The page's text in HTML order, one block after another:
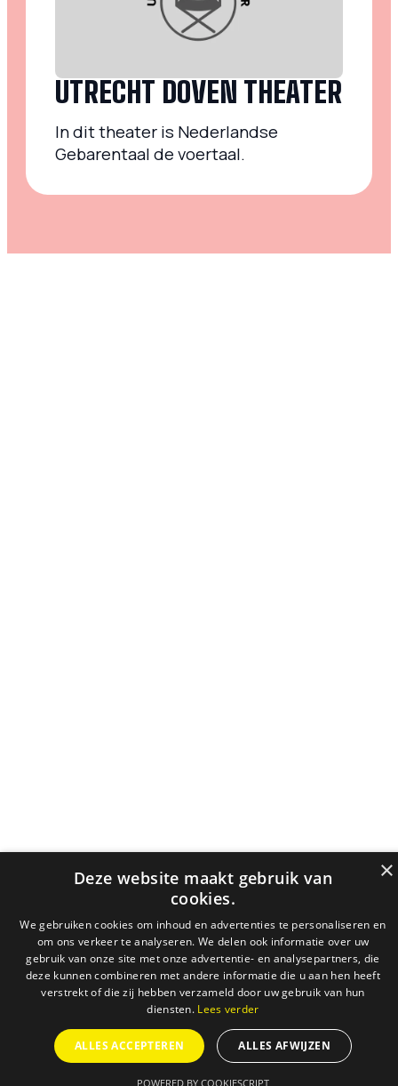
UTRECHT DOVEN THEATER
In dit theater is Nederlandse
Gebarentaal de voertaal.
×
Deze website maakt gebruik van
cookies.
We gebruiken cookies om inhoud en advertenties te personaliseren en
om ons verkeer te analyseren. We delen ook informatie over uw
gebruik van onze site met onze advertentie- en analysepartners, die
deze kunnen combineren met andere informatie die u aan hen heeft
verstrekt of die zij hebben verzameld door uw gebruik van hun
diensten. Lees verder
ALLES ACCEPTEREN ALLES AFWIJZEN
POWERED BY COOKIESCRIPT